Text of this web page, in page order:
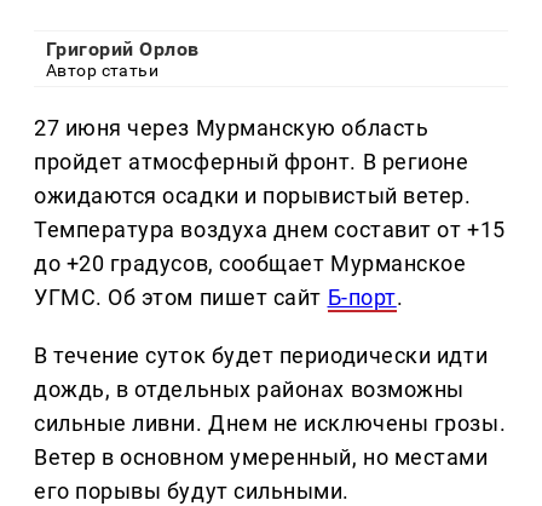
Григорий Орлов
Автор статьи
27 июня через Мурманскую область
пройдет атмосферный фронт. В регионе
ожидаются осадки и порывистый ветер.
Температура воздуха днем составит от +15
до +20 градусов, сообщает Мурманское
УГМС. Об этом пишет сайт Б-порт.
В течение суток будет периодически идти
дождь, в отдельных районах возможны
сильные ливни. Днем не исключены грозы.
Ветер в основном умеренный, но местами
его порывы будут сильными.